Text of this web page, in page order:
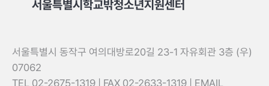
서울특별시학교밖청소년지원센터
서울특별시 동작구 여의대방로20길 23-1 자유회관 3층 (우)
07062
TEL 02-2675-1319 | FAX 02-2633-1319 | EMAIL